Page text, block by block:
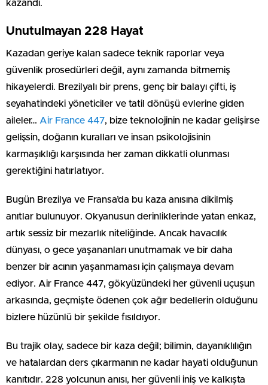
kazandı.
Unutulmayan 228 Hayat
Kazadan geriye kalan sadece teknik raporlar veya
güvenlik prosedürleri değil, aynı zamanda bitmemiş
hikayelerdi. Brezilyalı bir prens, genç bir balayı çifti, iş
seyahatindeki yöneticiler ve tatil dönüşü evlerine giden
aileler… Air France 447, bize teknolojinin ne kadar gelişirse
gelişsin, doğanın kuralları ve insan psikolojisinin
karmaşıklığı karşısında her zaman dikkatli olunması
gerektiğini hatırlatıyor.
Bugün Brezilya ve Fransa’da bu kaza anısına dikilmiş
anıtlar bulunuyor. Okyanusun derinliklerinde yatan enkaz,
artık sessiz bir mezarlık niteliğinde. Ancak havacılık
dünyası, o gece yaşananları unutmamak ve bir daha
benzer bir acının yaşanmaması için çalışmaya devam
ediyor. Air France 447, gökyüzündeki her güvenli uçuşun
arkasında, geçmişte ödenen çok ağır bedellerin olduğunu
bizlere hüzünlü bir şekilde fısıldıyor.
Bu trajik olay, sadece bir kaza değil; bilimin, dayanıklılığın
ve hatalardan ders çıkarmanın ne kadar hayati olduğunun
kanıtıdır. 228 yolcunun anısı, her güvenli iniş ve kalkışta